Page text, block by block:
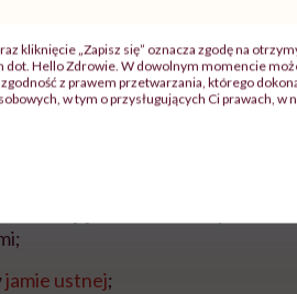
Syndrome – Temporally
także bezobjawowo,
przypomina zespół
(bostonkę).
jamie ustnej;
kliknięcie „Zapisz się” oznacza zgodę na
dot. Hello Zdrowie. W dowolnym momencie
zgodność z prawem przetwarzania, którego
w tym o przysługujących Ci prawach, w